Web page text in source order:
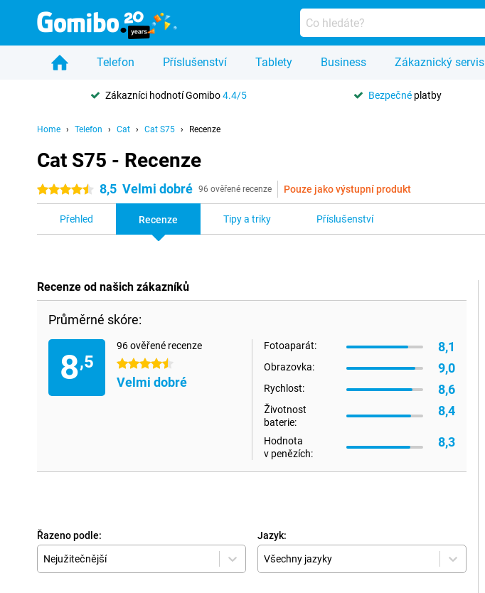
Telefon Příslušenství Tablety Business Zákaznický servis
Zákazníci hodnotí Gomibo4.4/5 Bezpečné platby
Home Telefon Cat Cat S75 Recenze
Cat S75 - Recenze
4.5 hvězdičky 8,5 Velmi dobré 96 ověřené recenze Pouze jako výstupní produkt
Přehled Recenze Tipy a triky Příslušenství
Recenze od našich zákazníků
Průměrné skóre:
8,5
96 ověřené recenze
4.5 hvězdičky
Velmi dobré
Fotoaparát: 8,1
Obrazovka: 9,0
Rychlost: 8,6
Životnost
baterie:
8,4
Hodnota
v penězích:
8,3
Řazeno podle:
Nejužitečnější
Jazyk:
Všechny jazyky